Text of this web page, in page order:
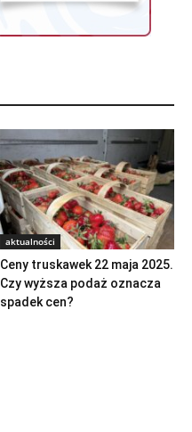
aktualności
Ceny truskawek 22 maja 2025.
Czy wyższa podaż oznacza
spadek cen?